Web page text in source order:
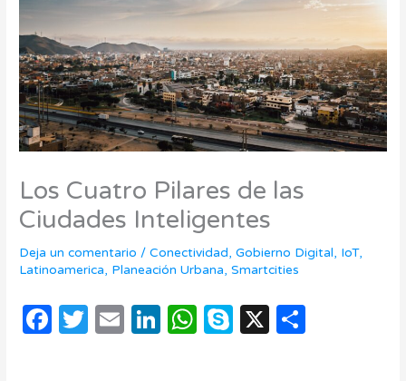
Los Cuatro Pilares de las
Ciudades Inteligentes
Deja un comentario /Conectividad,Gobierno Digital, IoT,
Latinoamerica, Planeación Urbana,Smartcities
F
T
E
Li
W S
X